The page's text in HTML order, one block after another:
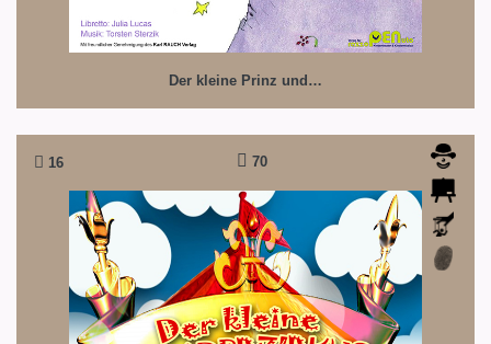
Der kleine Prinz und…
16 70